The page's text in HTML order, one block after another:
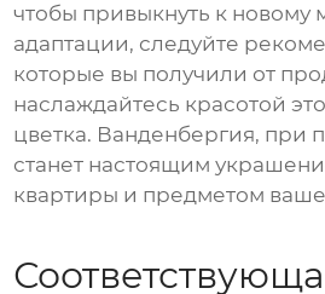
чтобы привыкнуть к новому
адаптации, следуйте
которые вы получили от
наслаждайтесь красотой
цветка. Ванденбергия, при
станет настоящим
квартиры и предметом